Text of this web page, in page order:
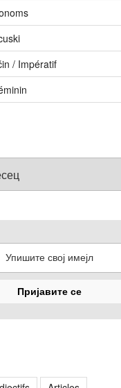
/ Impératif